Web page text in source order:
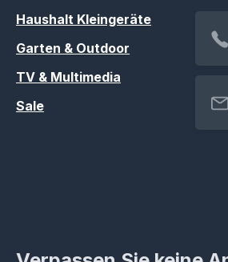
Haushalt Kleingeräte
Garten & Outdoor
TV & Multimedia
Sale